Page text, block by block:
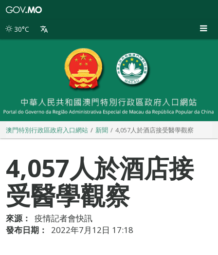
別
30°C
澳門特別行政區政府入口網站 新聞 4,057人於酒店接受醫學觀察
4,057人於酒店接
受醫學觀察
來源：
疫情記者會快訊
發布日期：
2022年7月12日 17:18